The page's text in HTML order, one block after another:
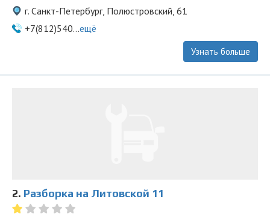
г. Санкт-Петербург, Полюстровский, 61
+7(812)540...ещё
Узнать больше
2. Разборка на Литовской 11